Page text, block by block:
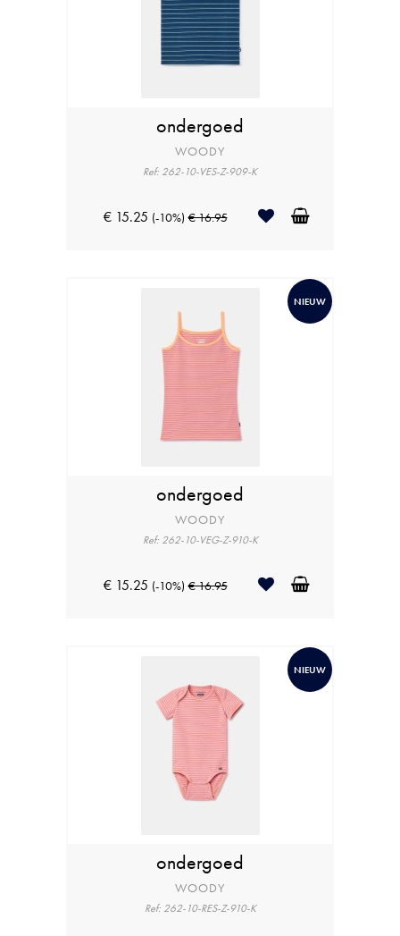
ondergoed
WOODY
Ref: 262-10-VES-Z-909-K
€ 15.25 (-10%) € 16.95
NIEUW
ondergoed
WOODY
Ref: 262-10-VEG-Z-910-K
€ 15.25 (-10%) € 16.95
NIEUW
ondergoed
WOODY
Ref: 262-10-RES-Z-910-K